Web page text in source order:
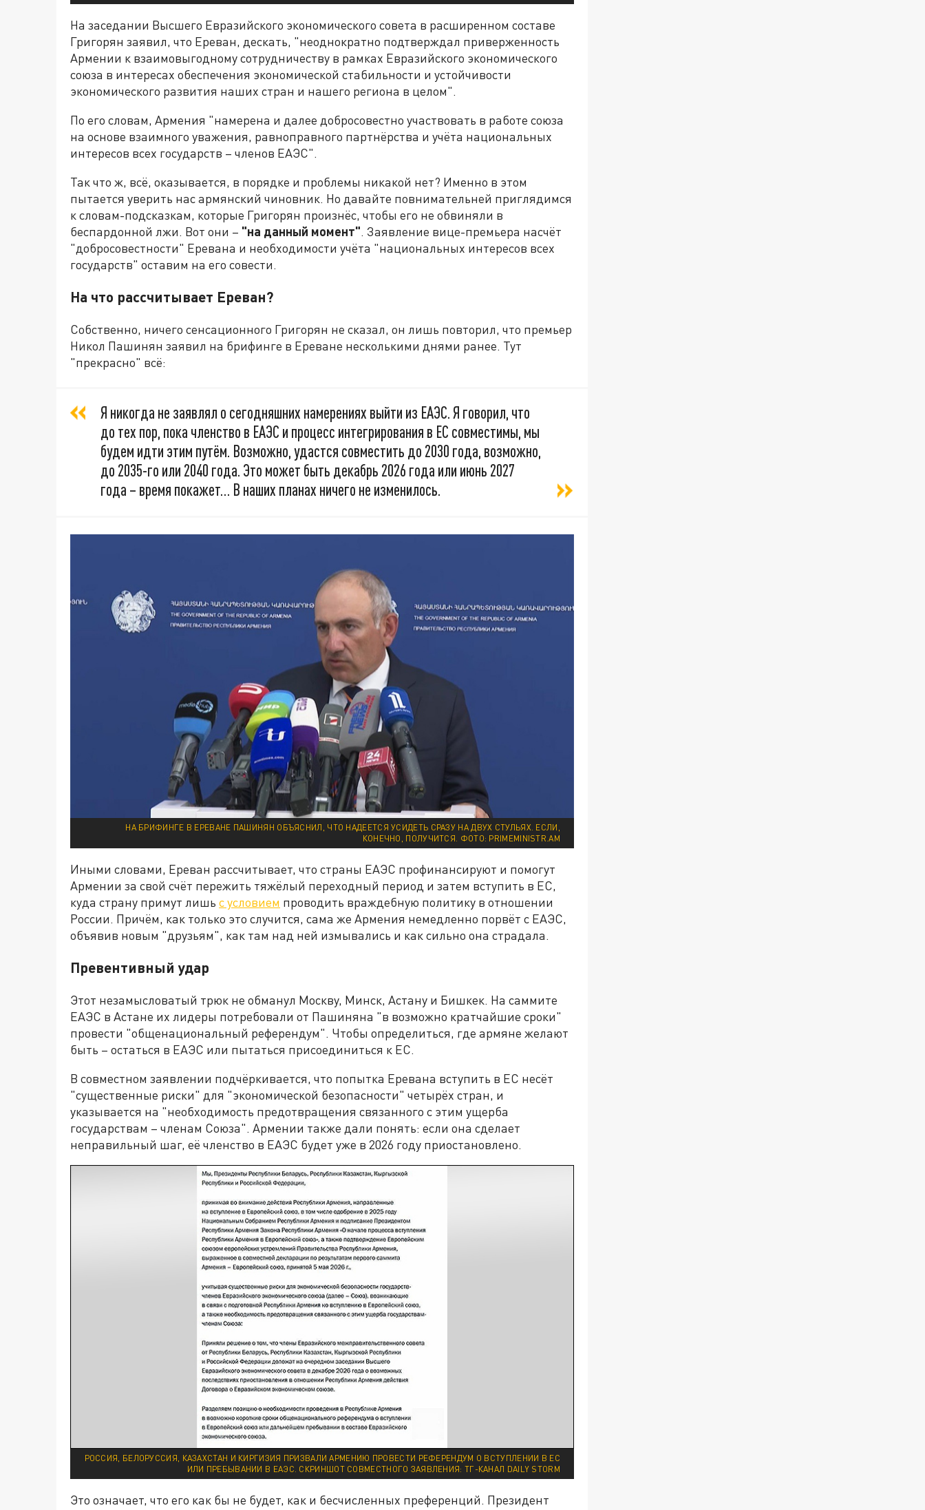
На заседании Высшего Евразийского экономического совета в расширенном составе
Григорян заявил, что Ереван, дескать, "неоднократно подтверждал приверженность
Армении к взаимовыгодному сотрудничеству в рамках Евразийского экономического
союза в интересах обеспечения экономической стабильности и устойчивости
экономического развития наших стран и нашего региона в целом".
По его словам, Армения "намерена и далее добросовестно участвовать в работе союза
на основе взаимного уважения, равноправного партнёрства и учёта национальных
интересов всех государств – членов ЕАЭС".
Так что ж, всё, оказывается, в порядке и проблемы никакой нет? Именно в этом
пытается уверить нас армянский чиновник. Но давайте повнимательней приглядимся
к словам-подсказкам, которые Григорян произнёс, чтобы его не обвиняли в
беспардонной лжи. Вот они – "на данный момент". Заявление вице-премьера насчёт
"добросовестности" Еревана и необходимости учёта "национальных интересов всех
государств" оставим на его совести.
На что рассчитывает Ереван?
Собственно, ничего сенсационного Григорян не сказал, он лишь повторил, что премьер
Никол Пашинян заявил на брифинге в Ереване несколькими днями ранее. Тут
"прекрасно" всё:
Я никогда не заявлял о сегодняшних намерениях выйти из ЕАЭС. Я говорил, что
до тех пор, пока членство в ЕАЭС и процесс интегрирования в ЕС совместимы, мы
будем идти этим путём. Возможно, удастся совместить до 2030 года, возможно,
до 2035-го или 2040 года. Это может быть декабрь 2026 года или июнь 2027
года – время покажет… В наших планах ничего не изменилось.
НА БРИФИНГЕ В ЕРЕВАНЕ ПАШИНЯН ОБЪЯСНИЛ, ЧТО НАДЕЕТСЯ УСИДЕТЬ СРАЗУ НА ДВУХ СТУЛЬЯХ. ЕСЛИ,
КОНЕЧНО, ПОЛУЧИТСЯ. ФОТО: PRIMEMINISTR.AM
Иными словами, Ереван рассчитывает, что страны ЕАЭС профинансируют и помогут
Армении за свой счёт пережить тяжёлый переходный период и затем вступить в ЕС,
куда страну примут лишь с условием проводить враждебную политику в отношении
России. Причём, как только это случится, сама же Армения немедленно порвёт с ЕАЭС,
объявив новым "друзьям", как там над ней измывались и как сильно она страдала.
Превентивный удар
Этот незамысловатый трюк не обманул Москву, Минск, Астану и Бишкек. На саммите
ЕАЭС в Астане их лидеры потребовали от Пашиняна "в возможно кратчайшие сроки"
провести "общенациональный референдум". Чтобы определиться, где армяне желают
быть – остаться в ЕАЭС или пытаться присоединиться к ЕС.
В совместном заявлении подчёркивается, что попытка Еревана вступить в ЕС несёт
"существенные риски" для "экономической безопасности" четырёх стран, и
указывается на "необходимость предотвращения связанного с этим ущерба
государствам – членам Союза". Армении также дали понять: если она сделает
неправильный шаг, её членство в ЕАЭС будет уже в 2026 году приостановлено.
РОССИЯ, БЕЛОРУССИЯ, КАЗАХСТАН И КИРГИЗИЯ ПРИЗВАЛИ АРМЕНИЮ ПРОВЕСТИ РЕФЕРЕНДУМ О ВСТУПЛЕНИИ В ЕС
ИЛИ ПРЕБЫВАНИИ В ЕАЭС. СКРИНШОТ СОВМЕСТНОГО ЗАЯВЛЕНИЯ: ТГ-КАНАЛ DAILY STORM
Это означает, что его как бы не будет, как и бесчисленных преференций. Президент